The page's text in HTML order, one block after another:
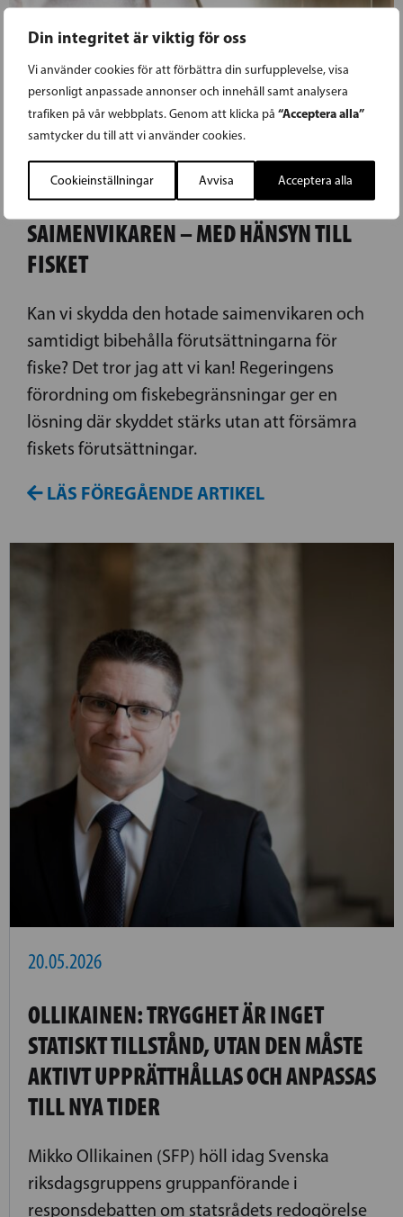
Din integritet är viktig för oss
Vi använder cookies för att förbättra din surfupplevelse, visa
personligt anpassade annonser och innehåll samt analysera
trafiken på vår webbplats. Genom att klicka på “Acceptera alla”
samtycker du till att vi använder cookies.
Cookieinställningar Avvisa Acceptera alla
16.05.2026
BIAUDET: STÄRKT SKYDD FÖR
SAIMENVIKAREN – MED HÄNSYN TILL
FISKET
Kan vi skydda den hotade saimenvikaren och
samtidigt bibehålla förutsättningarna för
fiske? Det tror jag att vi kan! Regeringens
förordning om fiskebegränsningar ger en
lösning där skyddet stärks utan att försämra
fiskets förutsättningar.
LÄS FÖREGÅENDE ARTIKEL
20.05.2026
OLLIKAINEN: TRYGGHET ÄR INGET
STATISKT TILLSTÅND, UTAN DEN MÅSTE
AKTIVT UPPRÄTTHÅLLAS OCH ANPASSAS
TILL NYA TIDER
Mikko Ollikainen (SFP) höll idag Svenska
riksdagsgruppens gruppanförande i
responsdebatten om statsrådets redogörelse